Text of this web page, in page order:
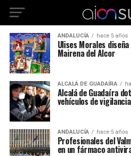
ANDALUCÍA hace 5 años
Ulises Morales
Mairena del Alcor
ALCALÁ DE GUADAÍRA
Alcalá de Guadaíra
vehículos de
ANDALUCÍA hace 5 años
Profesionales del
en un fármaco